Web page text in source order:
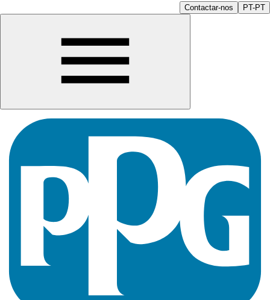
Contactar-nos PT-PT